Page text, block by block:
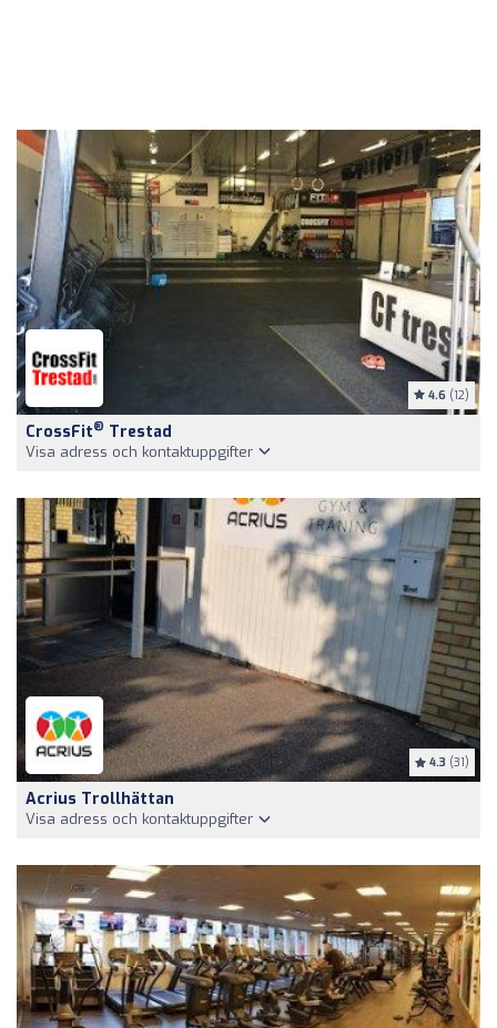
4.6 (12)
CrossFit® Trestad
Visa adress och kontaktuppgifter
4.3 (31)
Acrius Trollhättan
Visa adress och kontaktuppgifter